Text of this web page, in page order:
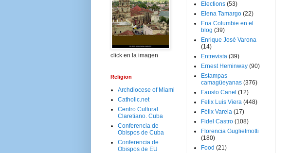
click en la imagen
Religion
Archdiocese of Miami
Catholic.net
Centro Cultural
Claretiano. Cuba
Conferencia de
Obispos de Cuba
Conferencia de
Obispos de EU
Elections (53)
Elena Tamargo (22)
Ena Columbie en el
blog (39)
Enrique José Varona
(14)
Entrevista (39)
Ernest Heminway (90)
Estampas
camagüeyanas (376)
Fausto Canel (12)
Felix Luis Viera (448)
Félix Varela (17)
Fidel Castro (108)
Florencia Guglielmotti
(180)
Food (21)